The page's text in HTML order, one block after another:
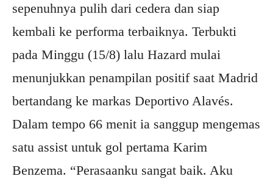
sepenuhnya pulih dari cedera dan siap
kembali ke performa terbaiknya. Terbukti
pada Minggu (15/8) lalu Hazard mulai
menunjukkan penampilan positif saat Madrid
bertandang ke markas Deportivo Alavés.
Dalam tempo 66 menit ia sanggup mengemas
satu assist untuk gol pertama Karim
Benzema. “Perasaanku sangat baik. Aku